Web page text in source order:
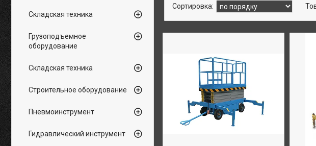
Складская техника
Грузоподъемное
оборудование
Складская техника
Строительное оборудование
Пневмоинструмент
Гидравлический инструмент